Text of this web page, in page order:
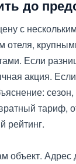
до
с
отеля,
Если
акция.
тариф,
рейтинг.
объект. Адрес